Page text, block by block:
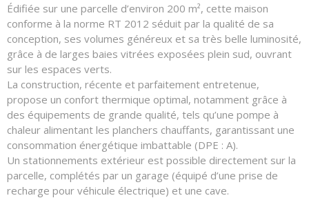
Édifiée sur une parcelle d’environ 200 m², cette maison
conforme à la norme RT 2012 séduit par la qualité de sa
conception, ses volumes généreux et sa très belle luminosité,
grâce à de larges baies vitrées exposées plein sud, ouvrant
sur les espaces verts.
La construction, récente et parfaitement entretenue,
propose un confort thermique optimal, notamment grâce à
des équipements de grande qualité, tels qu’une pompe à
chaleur alimentant les planchers chauffants, garantissant une
consommation énergétique imbattable (DPE : A).
Un stationnements extérieur est possible directement sur la
parcelle, complétés par un garage (équipé d’une prise de
recharge pour véhicule électrique) et une cave.